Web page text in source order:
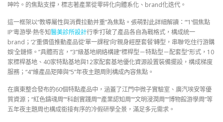
呻吟。的焦點支撐，標志著產業從零碎化向體系化、brand化迭代。
這一框架以“教導屬性與消費拉動并重”為焦點。張萌對此詳細解讀：“‘1’個焦點
IP‘粵游學·熱冬知醫美診所設計行季’打破了產品各自為戰格式，構成統一
brand；‘2’重價值推動產品從‘單一課程’向‘親身經歷套餐’轉型，串聯‘吃住行游購
娛’全鏈條。”具體而言，“3”級基地網絡構建“標桿型－特點型－配套型”形式，10
家標桿基地、40家特點基地與12家配套基地優化資源設置裝備擺設，構成梯度
服務；“4”維產品矩陣與“5”年夜主題周則構成內容焦點。
在廣東整合發布的60個特點產品中，涵蓋了江門中微子實驗室、廣汽埃安等優
質資源；“紅色鑄魂周”“科創實踐周”“產業認知周”“文明浸潤周”“博物館游學周”等
五年夜主題周也構成銜接有序的冷假研學全景，滿足多元需求。